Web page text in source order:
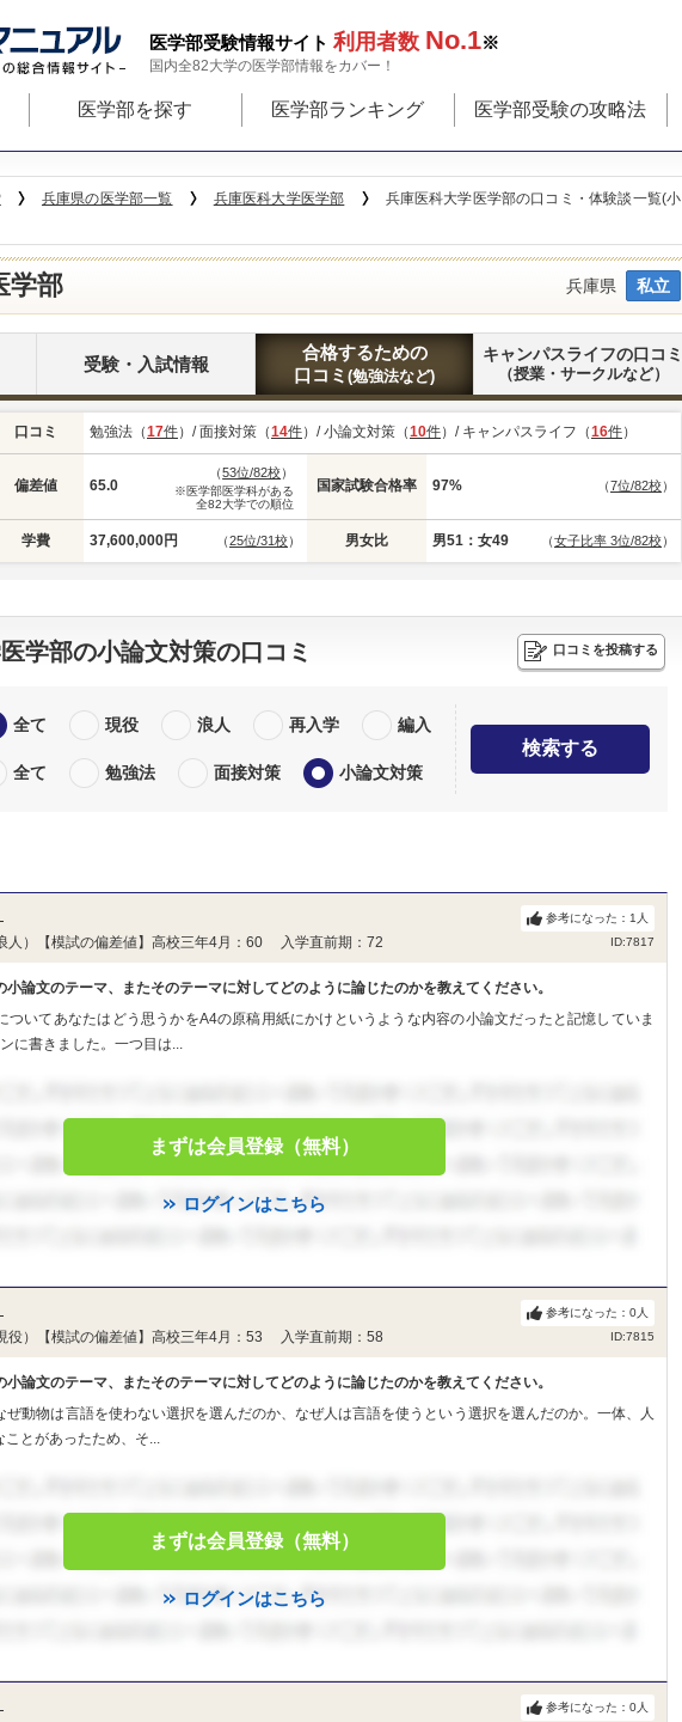
医学部受験情報サイト 利用者数 No.1※
国内全82大学の医学部情報をカバー！
医学部を探す 医学部ランキング 医学部受験の攻略法
兵庫県の医学部一覧 兵庫医科大学医学部
兵庫医科大学医学部の口コミ・体験談一覧(小
学部 兵庫県 私立
受験・入試情報
合格するための
口コミ (勉強法など)
キャンパスライフの口コミ
（授業・サークルなど）
口コミ 勉強法（17件）/ 面接対策（14件）/ 小論文対策（10件）/ キャンパスライフ（16件）
偏差値 65.0
（53位/82校）
※医学部医学科がある
全82大学での順位
国家試験合格率 97% （7位/82校）
学費 37,600,000円 （25位/31校） 男女比 男51：女49 （女子比率 3位/82校）
学部の小論文対策の口コミ 口コミを投稿する
全て 現役 浪人 再入学 編入
全て 勉強法 面接対策 小論文対策
検索する
人）【模試の偏差値】高校三年4月：60 入学直前期：72 ID:7817
参考になった： 1 人
小論文のテーマ、またそのテーマに対してどのように論じたのかを教えてください。
ついてあなたはどう思うかをA4の原稿用紙にかけというような内容の小論文だったと記憶していま
に書きました。一つ目は...
まずは会員登録（無料）
ログインはこちら
役）【模試の偏差値】高校三年4月：53 入学直前期：58 ID:7815
参考になった： 0人
小論文のテーマ、またそのテーマに対してどのように論じたのかを教えてください。
ぜ動物は言語を使わない選択を選んだのか、なぜ人は言語を使うという選択を選んだのか。一体、人
ことがあったため、そ...
まずは会員登録（無料）
ログインはこちら
参考になった： 0人